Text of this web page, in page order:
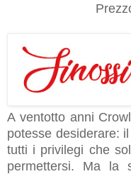
A ventotto anni
potesse desiderare:
tutti i privilegi che
permettersi. Ma la